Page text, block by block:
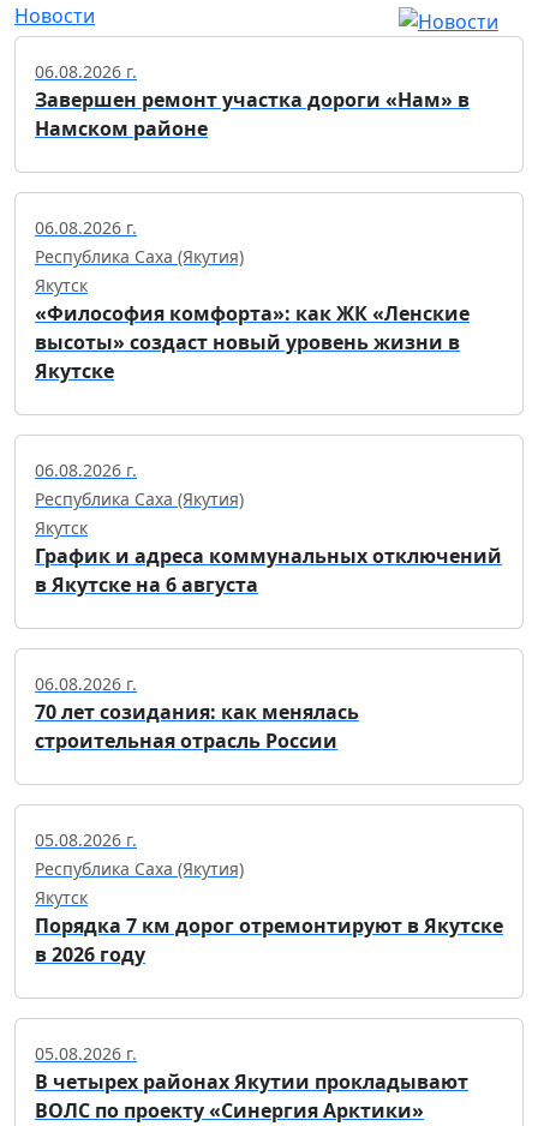
Новости
06.08.2026 г.
Завершен ремонт участка дороги «Нам» в
Намском районе
06.08.2026 г.
Республика Саха (Якутия)
Якутск
«Философия комфорта»: как ЖК «Ленские
высоты» создаст новый уровень жизни в
Якутске
06.08.2026 г.
Республика Саха (Якутия)
Якутск
График и адреса коммунальных отключений
в Якутске на 6 августа
06.08.2026 г.
70 лет созидания: как менялась
строительная отрасль России
05.08.2026 г.
Республика Саха (Якутия)
Якутск
Порядка 7 км дорог отремонтируют в Якутске
в 2026 году
05.08.2026 г.
В четырех районах Якутии прокладывают
ВОЛС по проекту «Синергия Арктики»